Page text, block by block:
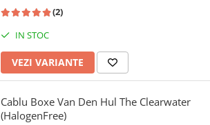
(2)
IN STOC
VEZI VARIANTE
Cablu Boxe Van Den Hul The Clearwater
(HalogenFree)